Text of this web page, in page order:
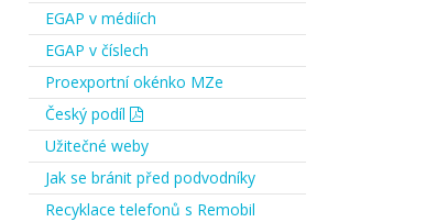
EGAP v médiích
EGAP v číslech
Proexportní okénko MZe
Český podíl
Užitečné weby
Jak se bránit před podvodníky
Recyklace telefonů s Remobil